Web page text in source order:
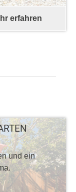
erfahren
und ein